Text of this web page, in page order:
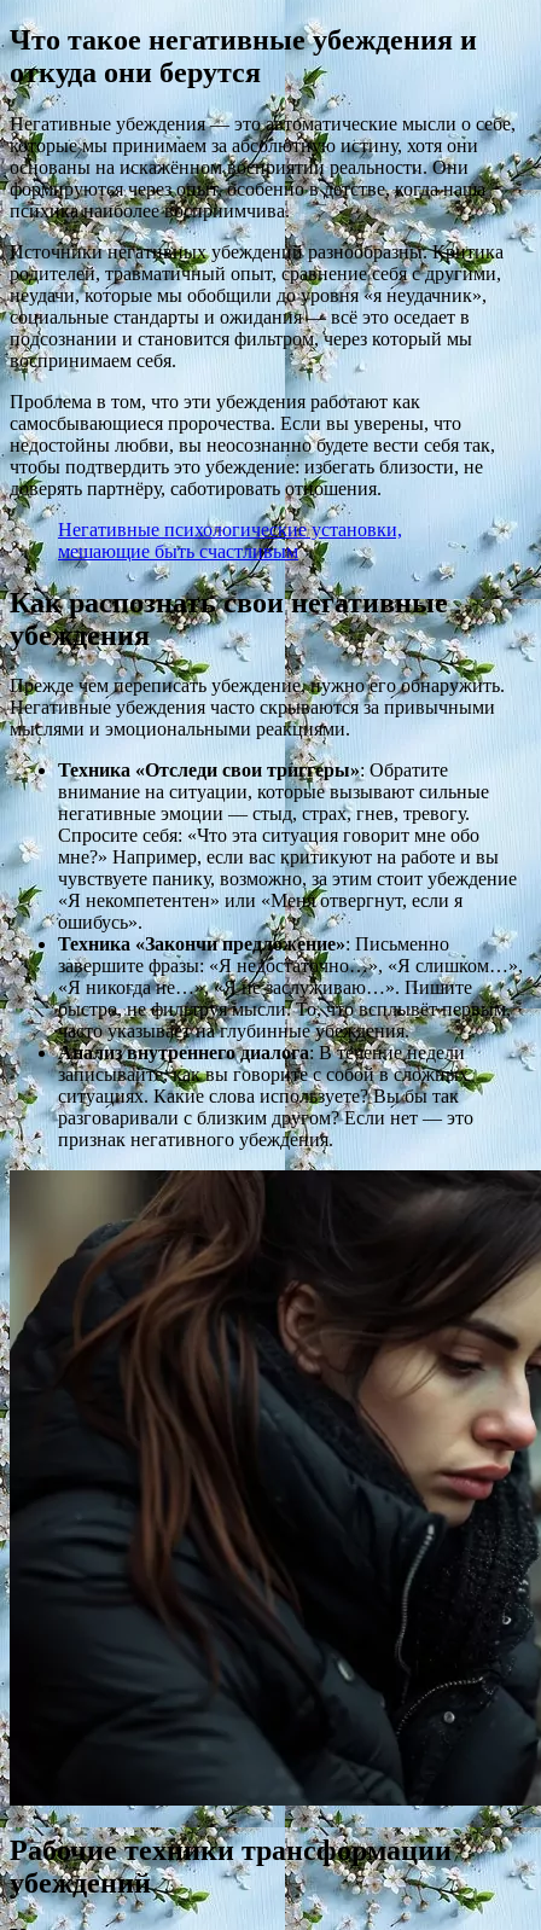
Что такое негативные убеждения и
откуда они берутся
Негативные убеждения — это автоматические мысли о себе,
которые мы принимаем за абсолютную истину, хотя они
основаны на искажённом восприятии реальности. Они
формируются через опыт, особенно в детстве, когда наша
психика наиболее восприимчива.
Источники негативных убеждений разнообразны. Критика
родителей, травматичный опыт, сравнение себя с другими,
неудачи, которые мы обобщили до уровня «я неудачник»,
социальные стандарты и ожидания — всё это оседает в
подсознании и становится фильтром, через который мы
воспринимаем себя.
Проблема в том, что эти убеждения работают как
самосбывающиеся пророчества. Если вы уверены, что
недостойны любви, вы неосознанно будете вести себя так,
чтобы подтвердить это убеждение: избегать близости, не
доверять партнёру, саботировать отношения.
Негативные психологические установки,
мешающие быть счастливым
Как распознать свои негативные
убеждения
Прежде чем переписать убеждение, нужно его обнаружить.
Негативные убеждения часто скрываются за привычными
мыслями и эмоциональными реакциями.
Техника «Отследи свои триггеры»: Обратите
внимание на ситуации, которые вызывают сильные
негативные эмоции — стыд, страх, гнев, тревогу.
Спросите себя: «Что эта ситуация говорит мне обо
мне?» Например, если вас критикуют на работе и вы
чувствуете панику, возможно, за этим стоит убеждение
«Я некомпетентен» или «Меня отвергнут, если я
ошибусь».
Техника «Закончи предложение»: Письменно
завершите фразы: «Я недостаточно…», «Я слишком…»,
«Я никогда не…», «Я не заслуживаю…». Пишите
быстро, не фильтруя мысли. То, что всплывёт первым,
часто указывает на глубинные убеждения.
Анализ внутреннего диалога: В течение недели
записывайте, как вы говорите с собой в сложных
ситуациях. Какие слова используете? Вы бы так
разговаривали с близким другом? Если нет — это
признак негативного убеждения.
Рабочие техники трансформации
убеждений